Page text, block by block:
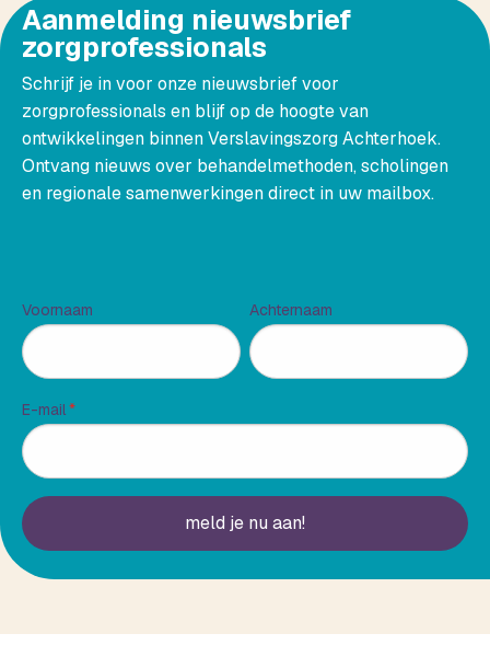
Aanmelding nieuwsbrief
zorgprofessionals
Schrijf je in voor onze nieuwsbrief voor
zorgprofessionals en blijf op de hoogte van
ontwikkelingen binnen Verslavingszorg Achterhoek.
Ontvang nieuws over behandelmethoden, scholingen
en regionale samenwerkingen direct in uw mailbox.
Voornaam Achternaam
E-mail